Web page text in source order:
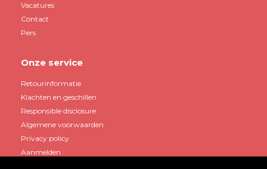
Vacatures
Contact
Pers
Onze service
Retourinformatie
Klachten en geschillen
Responsible disclosure
Algemene voorwaarden
Privacy policy
Aanmelden